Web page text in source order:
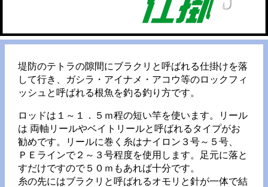
堤防のテトラの隙間にブラクリと呼ばれる仕掛けを落
して行き、ガシラ・アイナメ・アコウ等のロックフィ
ッシュと呼ばれる根魚を釣る釣り方です。
ロッドは１～１．５ｍ程の短い竿を使います。リール
は 両軸リールやベイトリールと呼ばれるタイプがお
勧めです。リールに巻く糸はナイロン３号～５号、
ＰＥラインで２～３号程度を使用します。足元に落と
すだけですので５０ｍもあれば十分です。
糸の先にはブラクリと呼ばれるオモリと針が一体で結